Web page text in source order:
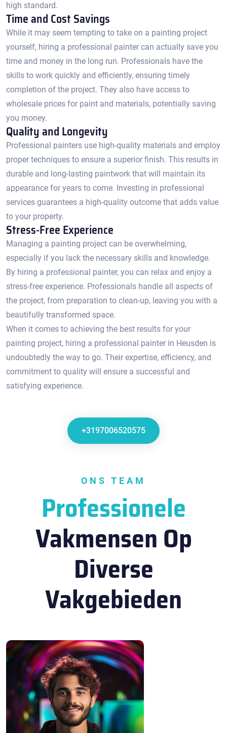
high standard.​
Time and Cost Savings
While it may seem tempting to take on a painting project
yourself, hiring a professional painter can actually save you
time and money in the long run.​ Professionals have the
skills to work quickly and efficiently, ensuring timely
completion of the project.​ They also have access to
wholesale prices for paint and materials, potentially saving
you money.​
Quality and Longevity
Professional painters use high-quality materials and employ
proper techniques to ensure a superior finish. This results in
durable and long-lasting paintwork that will maintain its
appearance for years to come.​ Investing in professional
services guarantees a high-quality outcome that adds value
to your property.
Stress-Free Experience
Managing a painting project can be overwhelming,
especially if you lack the necessary skills and knowledge.​
By hiring a professional painter, you can relax and enjoy a
stress-free experience.​ Professionals handle all aspects of
the project, from preparation to clean-up, leaving you with a
beautifully transformed space.
When it comes to achieving the best results for your
painting project, hiring a professional painter in Heusden is
undoubtedly the way to go.​ Their expertise, efficiency, and
commitment to quality will ensure a successful and
satisfying experience.
+3197006520575
ONS TEAM
Professionele
Vakmensen Op
Diverse
Vakgebieden